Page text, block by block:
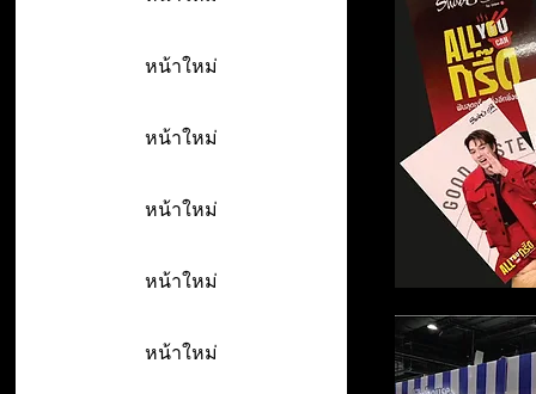
หน้าใหม่
หน้าใหม่
หน้าใหม่
หน้าใหม่
หน้าใหม่